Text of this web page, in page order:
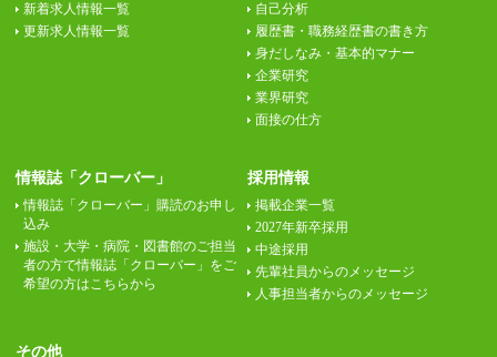
新着求人情報一覧
更新求人情報一覧
自己分析
履歴書・職務経歴書の書き方
身だしなみ・基本的マナー
企業研究
業界研究
面接の仕方
情報誌「クローバー」
情報誌「クローバー」購読のお申し
込み
施設・大学・病院・図書館のご担当
者の方で情報誌「クローバー」をご
希望の方はこちらから
採用情報
掲載企業一覧
2027年新卒採用
中途採用
先輩社員からのメッセージ
人事担当者からのメッセージ
その他